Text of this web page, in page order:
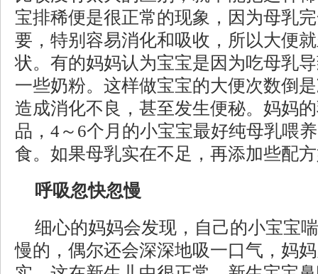
宝排稀便是很正常的现象，因为母乳
要，特别容易消化和吸收，所以大便
状。有的妈妈认为宝宝是因为吃母乳
一些奶粉。这样做宝宝的大便次数倒
造成消化不良，甚至发生便秘。妈妈
品，4～6个月的小宝宝最好纯母乳喂
食。如果母乳实在不足，再添加些配
呼吸忽快忽慢
细心的妈妈会发现，自己的小宝宝
慢的，偶尔还会深深地吸一口气，妈